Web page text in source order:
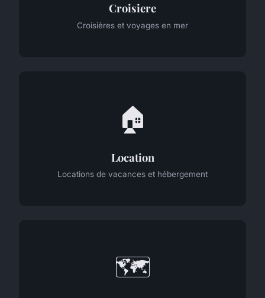
Croisiere
Croisières et voyages en mer
🏠
Location
Locations de vacances et hébergement
🗺️